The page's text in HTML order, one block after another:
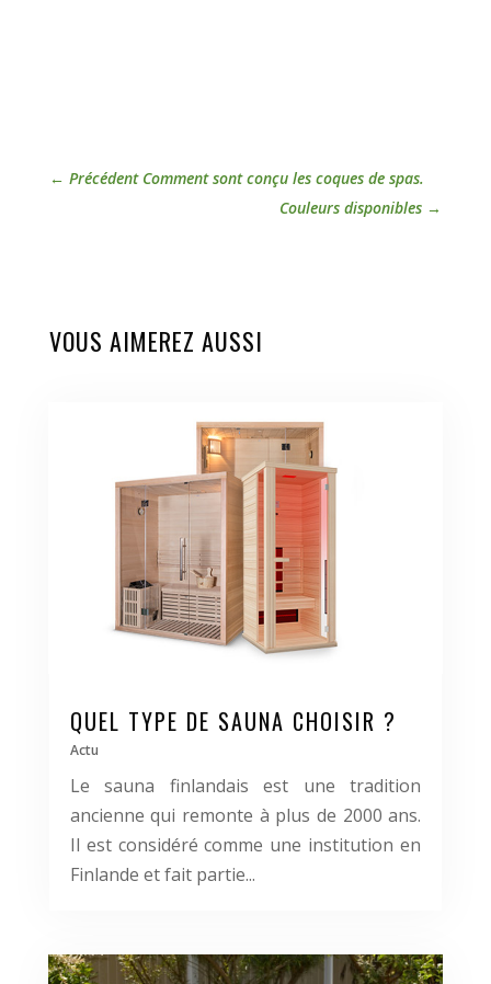
← Précédent Comment sont conçu les coques de spas.
Couleurs disponibles →
VOUS AIMEREZ AUSSI
QUEL TYPE DE SAUNA CHOISIR ?
Actu
Le sauna finlandais est une tradition
ancienne qui remonte à plus de 2000 ans.
Il est considéré comme une institution en
Finlande et fait partie...